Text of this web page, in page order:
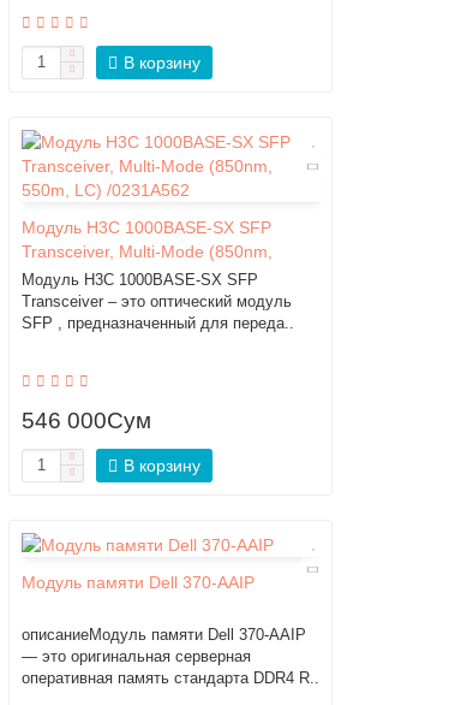
В корзину
Модуль H3C 1000BASE-SX SFP
Transceiver, Multi-Mode (850nm,
550m, LC) /0231A562
Модуль H3C 1000BASE-SX SFP
Transceiver – это оптический модуль
SFP , предназначенный для переда..
546 000Сум
В корзину
Модуль памяти Dell 370-AAIP
описаниеМодуль памяти Dell 370-AAIP
— это оригинальная серверная
оперативная память стандарта DDR4 R..